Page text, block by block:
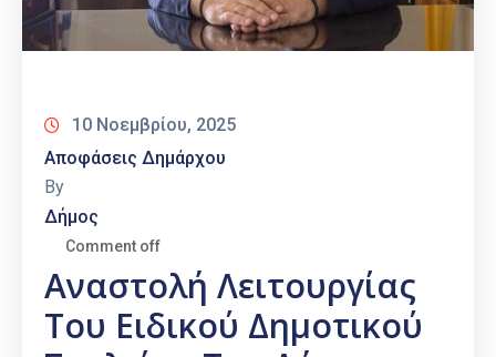
10 Νοεμβρίου, 2025
Αποφάσεις Δημάρχου
By
Δήμος
Comment off
Αναστολή Λειτουργίας
Του Ειδικού Δημοτικού